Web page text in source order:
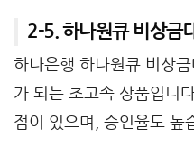
2-5. 하나원큐 비상금
하나은행 하나원큐 비상
가 되는 초고속 상품입니
점이 있으며, 승인율도 높